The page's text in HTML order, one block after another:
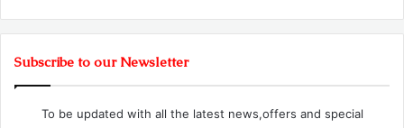
Subscribe to our Newsletter
To be updated with all the latest news,offers and special